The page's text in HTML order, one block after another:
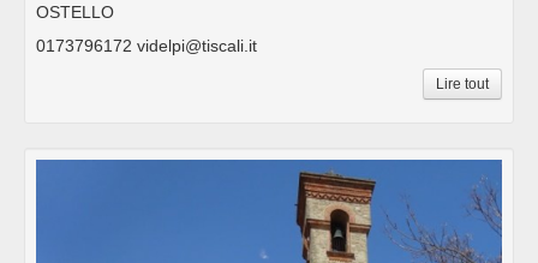
OSTELLO
0173796172 videlpi@tiscali.it
Lire tout